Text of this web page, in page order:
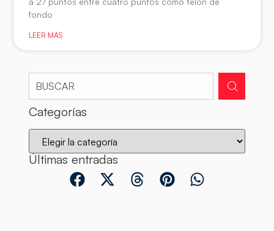
fondo
LEER MÁS
Categorías
Últimas entradas